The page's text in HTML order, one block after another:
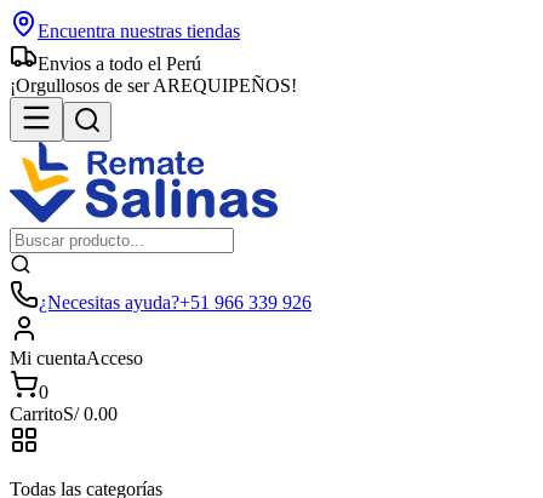
Encuentra nuestras tiendas
Envios a todo el Perú
¡Orgullosos de ser AREQUIPEÑOS!
¿Necesitas ayuda?+51 966 339 926
Mi cuentaAcceso
0
CarritoS/0.00
Todas las categorías